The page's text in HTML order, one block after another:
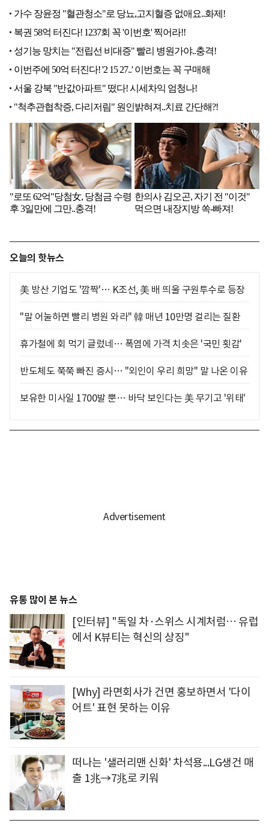
오늘의 핫뉴스
美 방산 기업도 '깜짝'… K조선, 美 배 띄울 구원투수로 등장
"말 어눌하면 빨리 병원 와라" 韓 매년 10만명 걸리는 질환
휴가철에 회 먹기 글렀네… 폭염에 가격 치솟은 '국민 횟감'
반도체도 쭉쭉 빠진 증시… "외인이 우리 희망" 말 나온 이유
보유한 미사일 1700발 뿐… 바닥 보인다는 美 무기고 '위태'
유통 많이 본 뉴스
[인터뷰] "독일 차·스위스 시계처럼… 유럽
에서 K뷰티는 혁신의 상징"
[Why] 라면회사가 건면 홍보하면서 '다이
어트' 표현 못하는 이유
떠나는 '샐러리맨 신화' 차석용...LG생건 매
출 1兆→7兆로 키워